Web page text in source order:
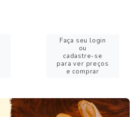
Faça seu login
ou
cadastre-se
para ver preços
e comprar